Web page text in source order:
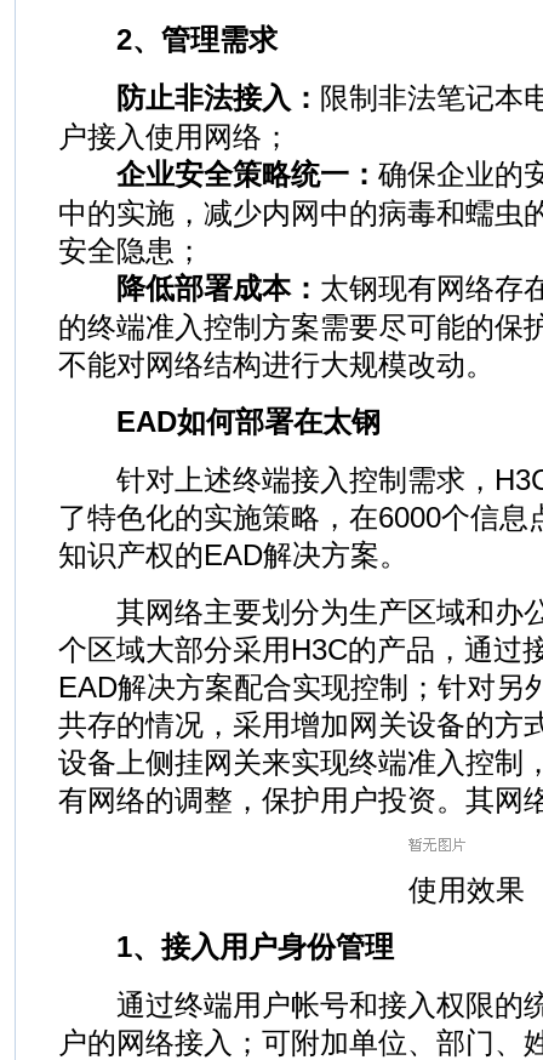
2、管理需求
防止非法接入： 限制非法笔记本
户接入使用网络；
企业安全策略统一： 确保企业的
中的实施，减少内网中的病毒和蠕虫
安全隐患；
降低部署成本： 太钢现有网络存
的终端准入控制方案需要尽可能的保
不能对网络结构进行大规模改动。
EAD如何部署在太钢
针对上述终端接入控制需求，
了特色化的实施策略，在6000个信息
知识产权的EAD解决方案。
其网络主要划分为生产区域和办
个区域大部分采用H3C的产品，通过
EAD解决方案配合实现控制；针对另
共存的情况，采用增加网关设备的方
设备上侧挂网关来实现终端准入控制
有网络的调整，保护用户投资。其网
使用效果
1、接入用户身份管理
通过终端用户帐号和接入权限的
户的网络接入；可附加单位、部门、